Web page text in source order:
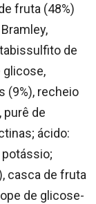
fruta (48%)
de
glicose,
(9%), recheio
purê de
ácido:
casca de fruta
de glicose-